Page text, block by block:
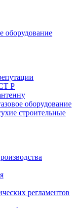
оборудование
Р
оборудование
строительные
регламентов